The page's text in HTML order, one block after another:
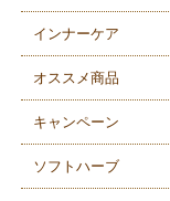
インナーケア
オススメ商品
キャンペーン
ソフトハーブ